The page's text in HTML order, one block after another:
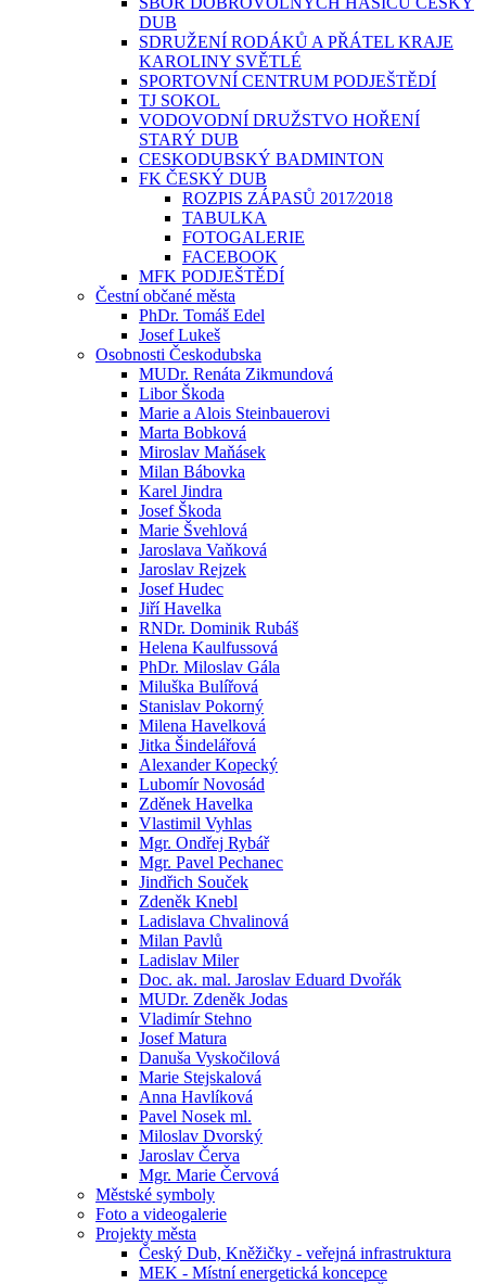
DUB
SDRUŽENÍ RODÁKŮ A PŘÁTEL KRAJE
KAROLINY SVĚTLÉ
SPORTOVNÍ CENTRUM PODJEŠTĚDÍ
TJ SOKOL
VODOVODNÍ DRUŽSTVO HOŘENÍ
STARÝ DUB
CESKODUBSKÝ BADMINTON
FK ČESKÝ DUB
ROZPIS ZÁPASŮ 2017⁄2018
TABULKA
FOTOGALERIE
FACEBOOK
MFK PODJEŠTĚDÍ
Čestní občané města
PhDr. Tomáš Edel
Josef Lukeš
Osobnosti Českodubska
MUDr. Renáta Zikmundová
Libor Škoda
Marie a Alois Steinbauerovi
Marta Bobková
Miroslav Maňásek
Milan Bábovka
Karel Jindra
Josef Škoda
Marie Švehlová
Jaroslava Vaňková
Jaroslav Rejzek
Josef Hudec
Jiří Havelka
RNDr. Dominik Rubáš
Helena Kaulfussová
PhDr. Miloslav Gála
Miluška Bulířová
Stanislav Pokorný
Milena Havelková
Jitka Šindelářová
Alexander Kopecký
Lubomír Novosád
Zděnek Havelka
Vlastimil Vyhlas
Mgr. Ondřej Rybář
Mgr. Pavel Pechanec
Jindřich Souček
Zdeněk Knebl
Ladislava Chvalinová
Milan Pavlů
Ladislav Miler
Doc. ak. mal. Jaroslav Eduard Dvořák
MUDr. Zdeněk Jodas
Vladimír Stehno
Josef Matura
Danuša Vyskočilová
Marie Stejskalová
Anna Havlíková
Pavel Nosek ml.
Miloslav Dvorský
Jaroslav Červa
Mgr. Marie Červová
Městské symboly
Foto a videogalerie
Projekty města
Český Dub, Kněžičky - veřejná infrastruktura
MEK - Místní energetická koncepce